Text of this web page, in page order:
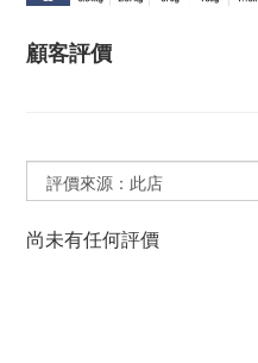
顧客評價
尚未有任何評價